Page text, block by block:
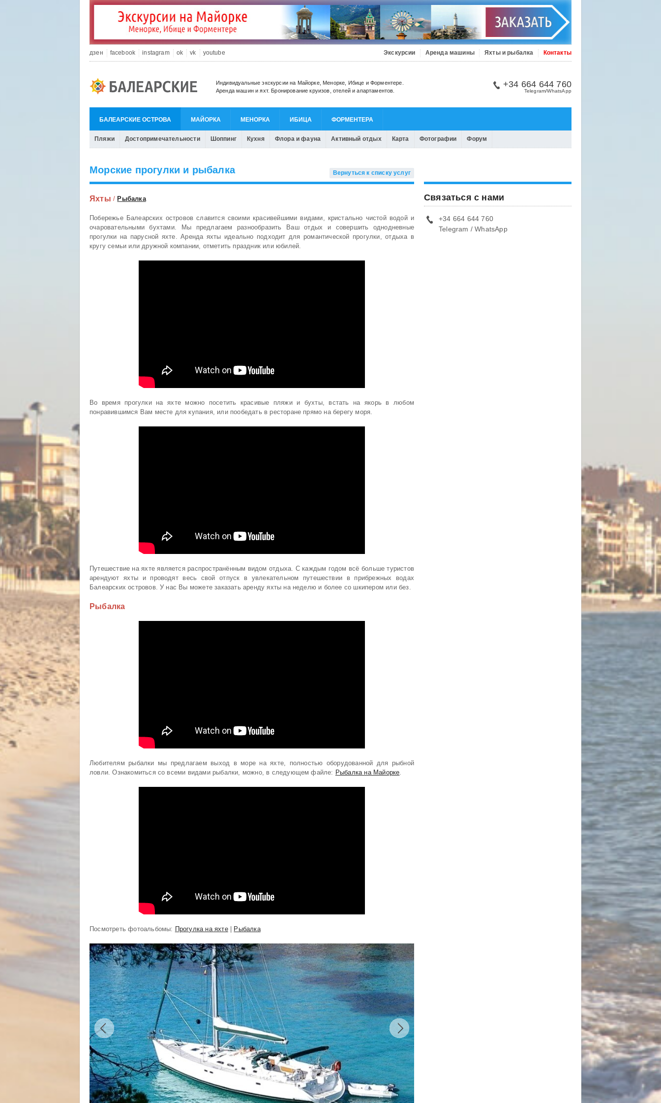
дзен facebook instagram ok vk youtube Экскурсии Аренда машины Яхты и рыбалка Контакты
Индивидуальные экскурсии на Майорке, Менорке, Ибице и Форментере.
Аренда машин и яхт. Бронирование круизов, отелей и апартаментов.
+34 664 644 760
Telegram/WhatsApp
БАЛЕАРСКИЕ ОСТРОВА МАЙОРКА МЕНОРКА ИБИЦА ФОРМЕНТЕРА
Пляжи Достопримечательности Шоппинг Кухня Флора и фауна Активный отдых Карта Фотографии Форум
Морские прогулки и рыбалка Вернуться к списку услуг
Яхты / Рыбалка
Побережье Балеарских островов славится своими красивейшими видами, кристально чистой водой и
очаровательными бухтами. Мы предлагаем разнообразить Ваш отдых и совершить однодневные
прогулки на парусной яхте. Аренда яхты идеально подходит для романтической прогулки, отдыха в
кругу семьи или дружной компании, отметить праздник или юбилей.
Во время прогулки на яхте можно посетить красивые пляжи и бухты, встать на якорь в любом
понравившимся Вам месте для купания, или пообедать в ресторане прямо на берегу моря.
Путешествие на яхте является распространённым видом отдыха. С каждым годом всё больше туристов
арендуют яхты и проводят весь свой отпуск в увлекательном путешествии в прибрежных водах
Балеарских островов. У нас Вы можете заказать аренду яхты на неделю и более со шкипером или без.
Рыбалка
Любителям рыбалки мы предлагаем выход в море на яхте, полностью оборудованной для рыбной
ловли. Ознакомиться со всеми видами рыбалки, можно, в следующем файле: Рыбалка на Майорке.
Посмотреть фотоальбомы: Прогулка на яхте| Рыбалка
Связаться с нами
+34 664 644 760
Telegram / WhatsApp